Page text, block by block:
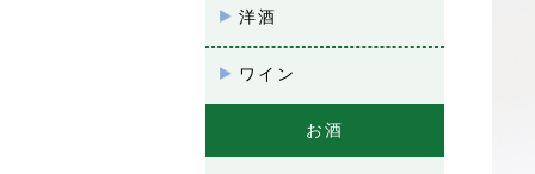
洋酒
ワイン
お酒